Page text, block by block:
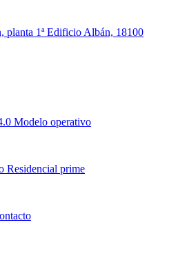
planta 1ª Edificio Albán, 18100
Modelo operativo
Residencial prime